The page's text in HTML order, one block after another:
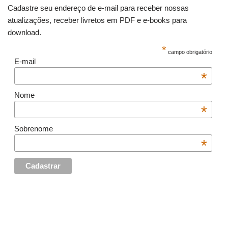
Cadastre seu endereço de e-mail para receber nossas
atualizações, receber livretos em PDF e e-books para
download.
* campo obrigatório
E-mail
*
Nome
*
Sobrenome
*